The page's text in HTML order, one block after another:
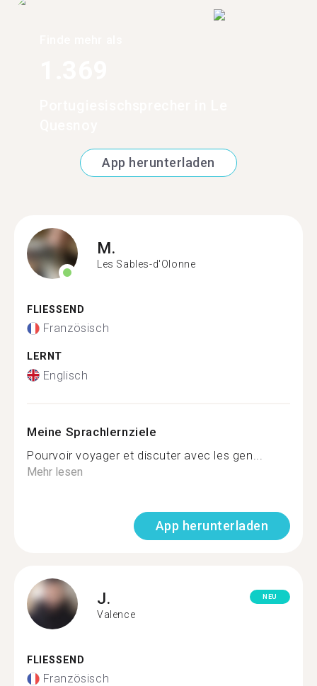
App herunterladen
M.
Les Sables-d'Olonne
FLIESSEND
Französisch
LERNT
Englisch
Meine Sprachlernziele
Pourvoir voyager et discuter avec les gen...
Mehr lesen
App herunterladen
J.
Valence
NEU
FLIESSEND
Französisch